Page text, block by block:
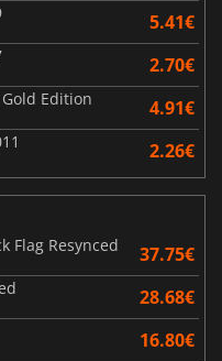
5.41€
2.70€
Edition 4.91€
2.26€
Flag Resynced
37.75€
28.68€
16.80€